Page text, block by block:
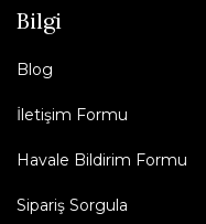
Bilgi
Blog
İletişim Formu
Havale Bildirim Formu
Sipariş Sorgula